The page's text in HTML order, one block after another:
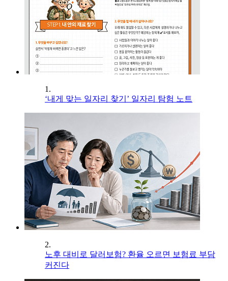
1.
‘내게 맞는 일자리 찾기’ 일자리 탐험 노트
2.
노후 대비로 달러보험? 환율 오르면 보험료 부담
커진다